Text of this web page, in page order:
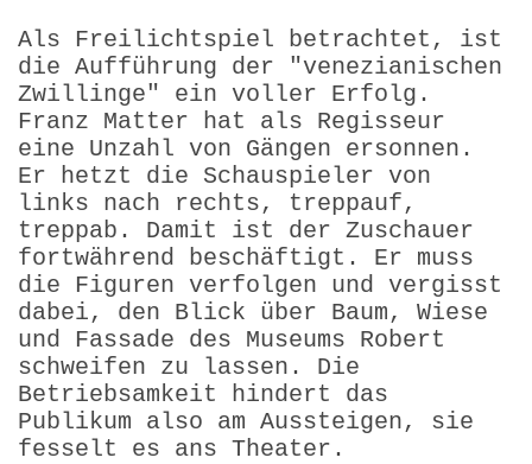
Als Freilichtspiel betrachtet, ist
die Aufführung der "venezianischen
Zwillinge" ein voller Erfolg.
Franz Matter hat als Regisseur
eine Unzahl von Gängen ersonnen.
Er hetzt die Schauspieler von
links nach rechts, treppauf,
treppab. Damit ist der Zuschauer
fortwährend beschäftigt. Er muss
die Figuren verfolgen und vergisst
dabei, den Blick über Baum, Wiese
und Fassade des Museums Robert
schweifen zu lassen. Die
Betriebsamkeit hindert das
Publikum also am Aussteigen, sie
fesselt es ans Theater.